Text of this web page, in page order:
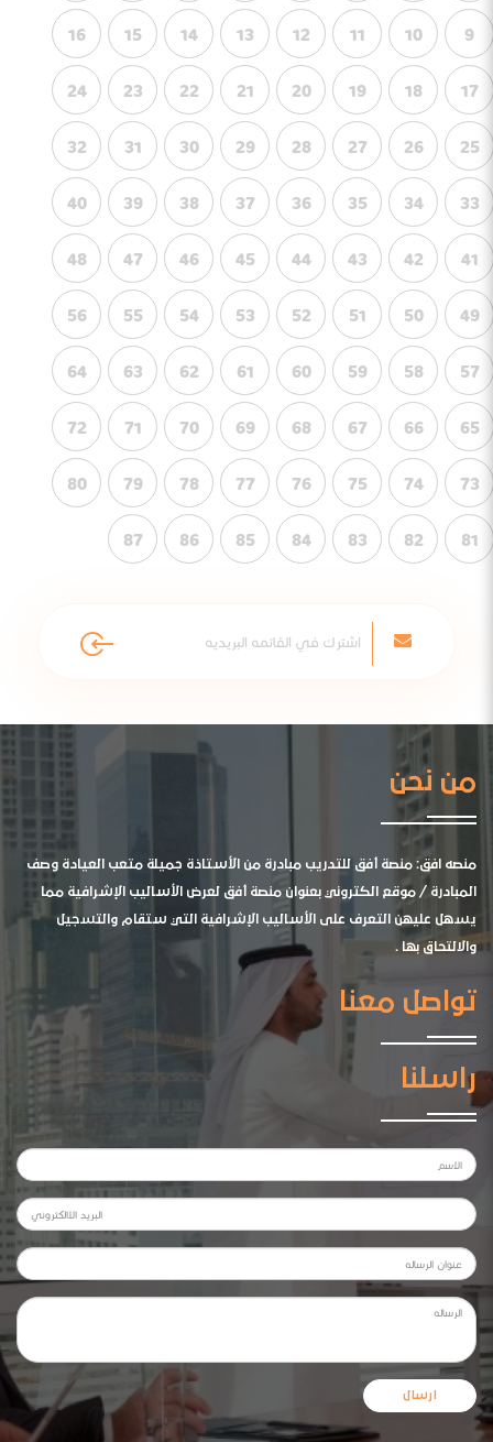
9
10
11
12
13
14
15
16
17
18
19
20
21
22
23
24
25
26
27
28
29
30
31
32
33
34
35
36
37
38
39
40
41
42
43
44
45
46
47
48
49
50
51
52
53
54
55
56
57
58
59
60
61
62
63
64
65
66
67
68
69
70
71
72
73
74
75
76
77
78
79
80
81
82
83
84
85
86
87
من نحن
منصه افق: منصة أفق للتدريب مبادرة من الأستاذة جميلة متعب العيادة وصف
المبادرة / موقع الكتروني بعنوان منصة أفق لعرض الأساليب الإشرافية مما
يسهل عليهن التعرف على الأساليب الإشرافية التي ستقام والتسجيل
والالتحاق بها .
تواصل معنا
راسلنا
ارسال